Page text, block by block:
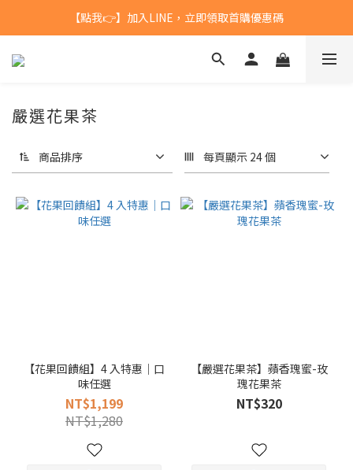
台灣$1200 免運 / 港澳 $5000 免運
【點我👉】加入LINE，立即領取首購優惠碼
【點我👉】加入淡果香小公寓🍎 享每月獨家優惠
嚴選花果茶
商品排序 每頁顯示 24 個
【花果回饋組】4 入特惠｜口
味任選
NT$1,199
NT$1,280
【嚴選花果茶】蘋香瑰蜜-玫
瑰花果茶
NT$320